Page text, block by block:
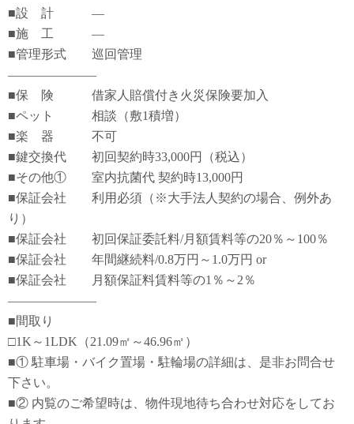
■設 計 ―
■施 工 ―
■管理形式 巡回管理
―――――――
■保 険 借家人賠償付き火災保険要加入
■ペット 相談（敷1積増）
■楽 器 不可
■鍵交換代 初回契約時33,000円（税込）
■その他① 室内抗菌代 契約時13,000円
■保証会社 利用必須（※大手法人契約の場合、例外あ
り）
■保証会社 初回保証委託料/月額賃料等の20％～100％
■保証会社 年間継続料/0.8万円～1.0万円 or
■保証会社 月額保証料賃料等の1％～2％
―――――――
■間取り
□1K～1LDK（21.09㎡～46.96㎡）
■① 駐車場・バイク置場・駐輪場の詳細は、是非お問合せ
下さい。
■② 内覧のご希望時は、物件現地待ち合わせ対応をしてお